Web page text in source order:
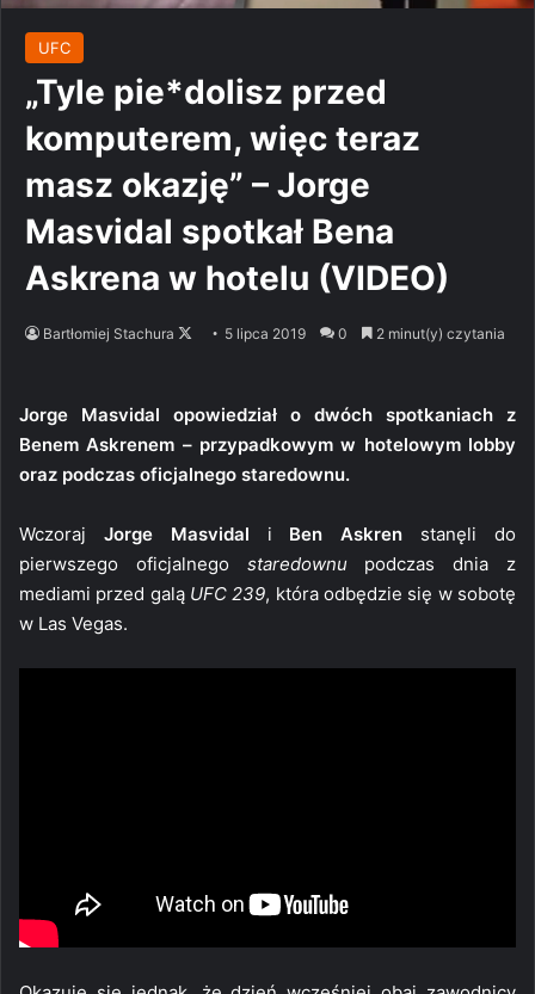
UFC
„Tyle pie*dolisz przed
komputerem, więc teraz
masz okazję” – Jorge
Masvidal spotkał Bena
Askrena w hotelu (VIDEO)
Bartłomiej Stachura
Follow5 lipca 2019 0 2 minut(y) czytania
Jorge Masvidal opowiedział o dwóch spotkaniach z
Benem Askrenem – przypadkowym w hotelowym lobby
oraz podczas oficjalnego staredownu.
Wczoraj Jorge Masvidal i Ben Askren stanęli do
pierwszego oficjalnego staredownupodczas dnia z
mediami przed galą UFC 239, która odbędzie się w sobotę
w Las Vegas.